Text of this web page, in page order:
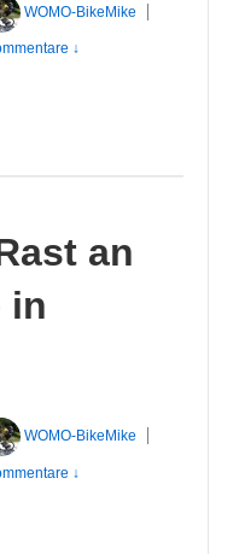
WOMO-BikeMike
↓
an
in
WOMO-BikeMike
↓